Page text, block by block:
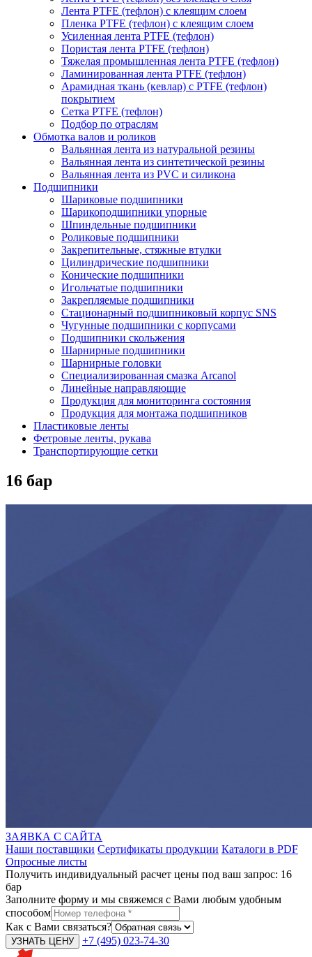
Лента PTFE (тефлон) с клеящим слоем
Пленка PTFE (тефлон) с клеящим слоем
Усиленная лента PTFE (тефлон)
Пористая лента PTFE (тефлон)
Тяжелая промышленная лента PTFE (тефлон)
Ламинированная лента PTFE (тефлон)
Арамидная ткань (кевлар) с PTFE (тефлон)
покрытием
Сетка PTFE (тефлон)
Подбор по отраслям
Обмотка валов и роликов
Вальянная лента из натуральной резины
Вальянная лента из синтетической резины
Вальянная лента из PVC и силикона
Подшипники
Шариковые подшипники
Шарикоподшипники упорные
Шпиндельные подшипники
Роликовые подшипники
Закрепительные, стяжные втулки
Цилиндрические подшипники
Конические подшипники
Игольчатые подшипники
Закрепляемые подшипники
Стационарный подшипниковый корпус SNS
Чугунные подшипники с корпусами
Подшипники скольжения
Шарнирные подшипники
Шарнирные головки
Специализированная смазка Arcanol
Линейные направляющие
Продукция для мониторинга состояния
Продукция для монтажа подшипников
Пластиковые ленты
Фетровые ленты, рукава
Транспортирующие сетки
16 бар
ЗАЯВКА С САЙТА
Наши поставщики Сертификаты продукции Каталоги в PDF
Опросные листы
Получить индивидуальный расчет цены под ваш запрос: 16
бар
Заполните форму и мы свяжемся с Вами любым удобным
способом
Как с Вами связаться?
+7 (495) 023-74-30